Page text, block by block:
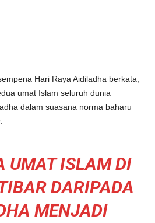
Hari Raya Aidiladha berkata,
umat Islam seluruh dunia
dalam suasana norma baharu
UMAT ISLAM DI
DARIPADA
MENJADI